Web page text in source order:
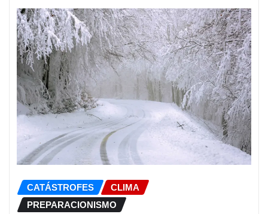
CATÁSTROFES
CLIMA
PREPARACIONISMO